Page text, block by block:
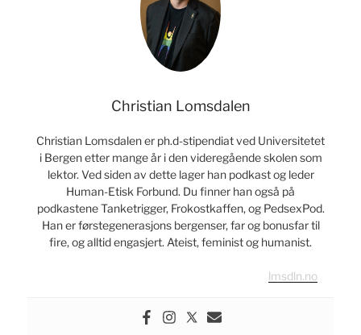
Christian Lomsdalen
Christian Lomsdalen er ph.d-stipendiat ved Universitetet
i Bergen etter mange år i den videregående skolen som
lektor. Ved siden av dette lager han podkast og leder
Human-Etisk Forbund. Du finner han også på
podkastene Tanketrigger, Frokostkaffen, og PedsexPod.
Han er førstegenerasjons bergenser, far og bonusfar til
fire, og alltid engasjert. Ateist, feminist og humanist.
lmsdln.no